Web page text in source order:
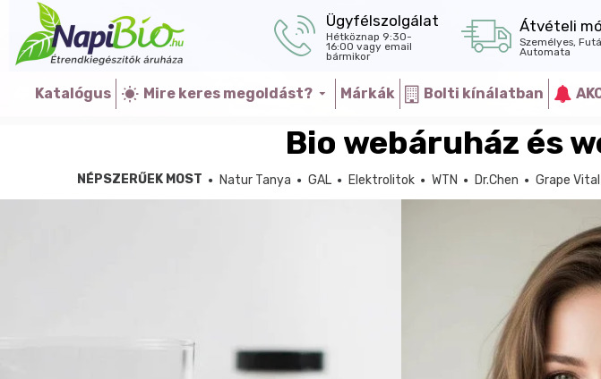
Ügyfélszolgálat
Hétköznap 9:30-
16:00 vagy email
bármikor
Átvételi
Személyes,
Automata
Katalógus Mire keres megoldást? Márkák Bolti kínálatban
Bio webáruház és
NÉPSZERŰEK MOST Natur Tanya GAL Elektrolitok WTN Dr.Chen Grape Vital